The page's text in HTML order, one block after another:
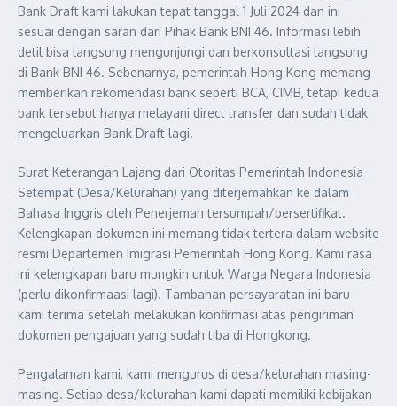
Bank Draft kami lakukan tepat tanggal 1 Juli 2024 dan ini
sesuai dengan saran dari Pihak Bank BNI 46. Informasi lebih
detil bisa langsung mengunjungi dan berkonsultasi langsung
di Bank BNI 46. Sebenarnya, pemerintah Hong Kong memang
memberikan rekomendasi bank seperti BCA, CIMB, tetapi kedua
bank tersebut hanya melayani direct transfer dan sudah tidak
mengeluarkan Bank Draft lagi.
Surat Keterangan Lajang dari Otoritas Pemerintah Indonesia
Setempat (Desa/Kelurahan) yang diterjemahkan ke dalam
Bahasa Inggris oleh Penerjemah tersumpah/bersertifikat.
Kelengkapan dokumen ini memang tidak tertera dalam website
resmi Departemen Imigrasi Pemerintah Hong Kong. Kami rasa
ini kelengkapan baru mungkin untuk Warga Negara Indonesia
(perlu dikonfirmaasi lagi). Tambahan persayaratan ini baru
kami terima setelah melakukan konfirmasi atas pengiriman
dokumen pengajuan yang sudah tiba di Hongkong.
Pengalaman kami, kami mengurus di desa/kelurahan masing-
masing. Setiap desa/kelurahan kami dapati memiliki kebijakan